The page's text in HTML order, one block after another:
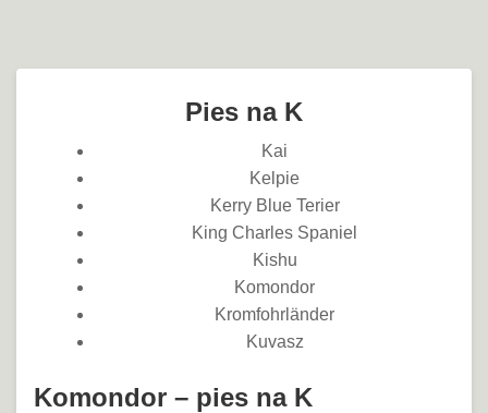
Pies na K
Kai
Kelpie
Kerry Blue Terier
King Charles Spaniel
Kishu
Komondor
Kromfohrländer
Kuvasz
Komondor – pies na K